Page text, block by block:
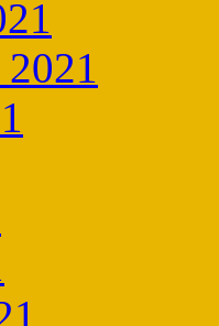
2021